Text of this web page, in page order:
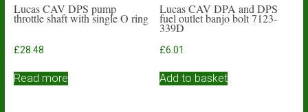
Lucas CAV DPS pump
throttle shaft with single O ring
£28.48
Read more
Lucas CAV DPA and DPS
fuel outlet banjo bolt 7123-
339D
£6.01
Add to basket